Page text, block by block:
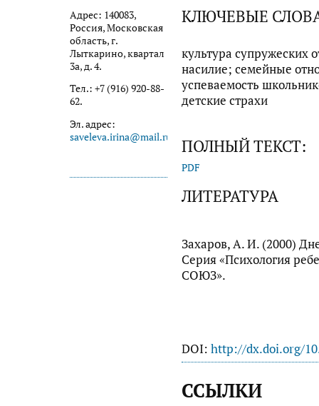
Адрес: 140083,
Россия, Московская
область, г.
Лыткарино, квартал
3а, д. 4.
Тел.: +7 (916) 920-88-
62.
Эл. адрес:
saveleva.irina@mail.ru
КЛЮЧЕВЫЕ
культура
насилие; семейные
успеваемость
детские страхи
ПОЛНЫЙ ТЕКСТ:
PDF
ЛИТЕРАТУРА
Захаров, А. И. (2000)
Серия «Психология
СОЮЗ».
DOI: http://dx.doi.org/
ССЫЛКИ